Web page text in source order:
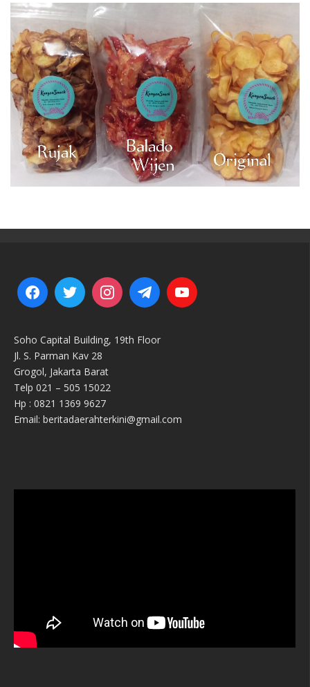
Soho Capital Building, 19th Floor
Jl. S. Parman Kav 28
Grogol, Jakarta Barat
Telp 021 – 505 15022
Hp : 0821 1369 9627
Email: beritadaerahterkini@gmail.com